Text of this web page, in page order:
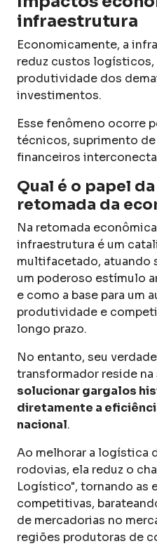
infraestrutura
Economicamente, a
reduz custos logísticos,
produtividade dos
investimentos.
Esse fenômeno ocorre
técnicos, suprimento
financeiros
Qual é o papel
retomada da
Na retomada
infraestrutura é um
multifacetado, atuando
um poderoso estímulo
e como a base para um
produtividade e
longo prazo.
No entanto, seu
transformador reside na
solucionar gargalos
diretamente a
nacional.
Ao melhorar a logística
rodovias, ela reduz o
Logístico", tornando as
competitivas,
de mercadorias no
regiões produtoras de